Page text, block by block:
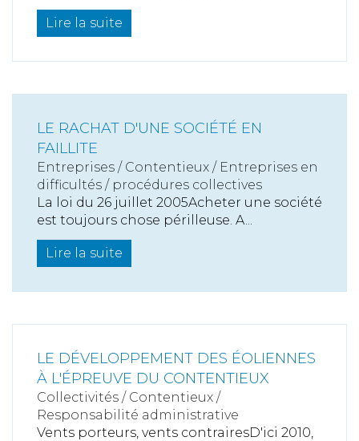
Lire la suite
LE RACHAT D'UNE SOCIÉTÉ EN
FAILLITE
Entreprises / Contentieux / Entreprises en
difficultés / procédures collectives
La loi du 26 juillet 2005Acheter une société
est toujours chose périlleuse. A...
Lire la suite
LE DÉVELOPPEMENT DES ÉOLIENNES
À L'ÉPREUVE DU CONTENTIEUX
Collectivités / Contentieux /
Responsabilité administrative
Vents porteurs, vents contrairesD'ici 2010,